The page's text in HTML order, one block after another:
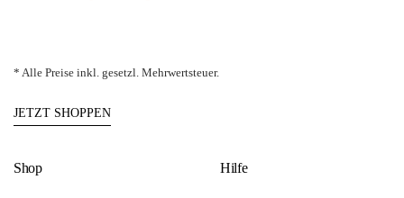
* Alle Preise inkl. gesetzl. Mehrwertsteuer.
JETZT SHOPPEN
Shop Hilfe